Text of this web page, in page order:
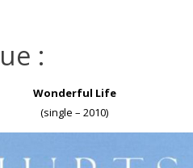
:
Wonderful Life
(single – 2010)